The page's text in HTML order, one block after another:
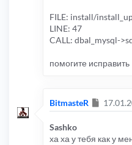
FILE: install/
LINE: 47
CALL: dbal_mysql-
помогите исправить
BitmasteR
Sashko
ха ха у тебя как у